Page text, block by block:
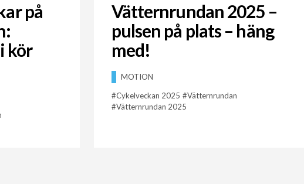
på
kör
Vätternrundan 2025 –
pulsen på plats – häng
med!
MOTION
Cykelveckan 2025
Vätternrundan
Vätternrundan 2025